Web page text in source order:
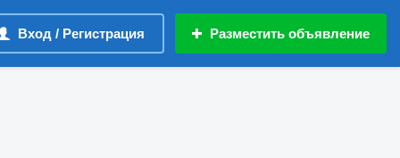
Вход / Регистрация Разместить объявление